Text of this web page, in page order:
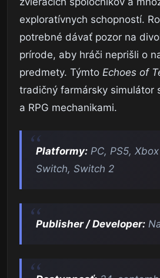
exploratívnych schopností.
potrebné dávať pozor na
prírode, aby hráči neprišli o
predmety. Týmto Echoes of
tradičný farmársky simulátor
a RPG mechanikami.
Platformy: PC, PS5,
Switch, Switch 2
Publisher / Developer: